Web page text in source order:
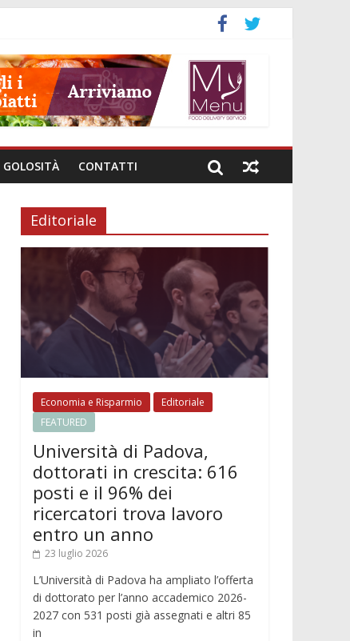
GOLOSITÀ CONTATTI
Editoriale
Economia e Risparmio
Editoriale
FEATURED
Università di Padova,
dottorati in crescita: 616
posti e il 96% dei
ricercatori trova lavoro
entro un anno
23 luglio 2026
L’Università di Padova ha ampliato l’offerta
di dottorato per l’anno accademico 2026-
2027 con 531 posti già assegnati e altri 85
in